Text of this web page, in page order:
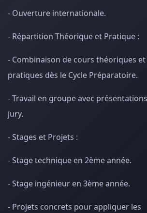
- Ouverture internationale.
- Répartition Théorique et Pratique :
- Combinaison de cours théoriques
pratiques dès le Cycle Préparatoire.
- Travail en groupe avec
jury.
- Stages et Projets :
- Stage technique en 2ème année.
- Stage ingénieur en 3ème année.
- Projets concrets pour appliquer les